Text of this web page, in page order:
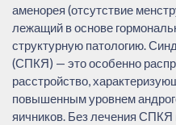
аменорея (отсутствие
лежащий в основе
структурную патологию.
(СПКЯ) — это особенно
расстройство,
повышенным уровнем
яичников. Без лечения СПКЯ